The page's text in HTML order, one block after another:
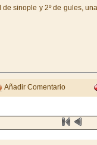
de sinople y 2º de gules,
Añadir Comentario